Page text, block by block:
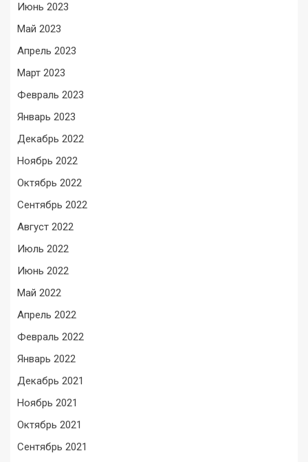
Июнь 2023
Май 2023
Апрель 2023
Март 2023
Февраль 2023
Январь 2023
Декабрь 2022
Ноябрь 2022
Октябрь 2022
Сентябрь 2022
Август 2022
Июль 2022
Июнь 2022
Май 2022
Апрель 2022
Февраль 2022
Январь 2022
Декабрь 2021
Ноябрь 2021
Октябрь 2021
Сентябрь 2021